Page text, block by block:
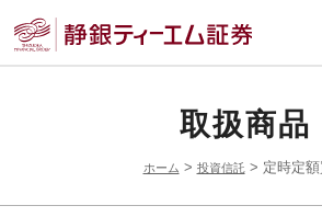
取扱商品
ホーム > 投資信託> 定時定額